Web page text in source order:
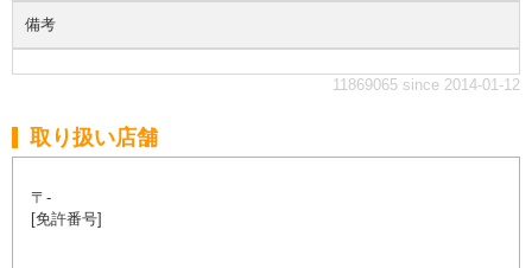
備考
11869065 since 2014-01-12
取り扱い店舗
〒-
[免許番号]